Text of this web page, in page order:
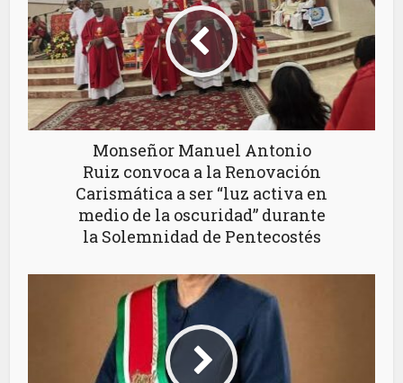
Monseñor Manuel Antonio
Ruiz convoca a la Renovación
Carismática a ser “luz activa en
medio de la oscuridad” durante
la Solemnidad de Pentecostés